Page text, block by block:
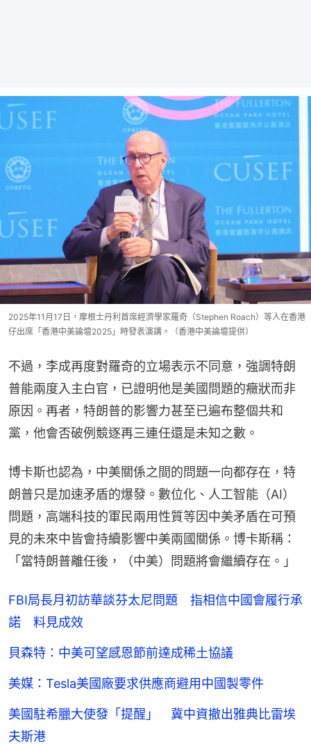
2025年11月17日，摩根士丹利首席經濟學家羅奇（Stephen Roach）等人在香港
仔出席「香港中美論壇2025」時發表演講。（香港中美論壇提供）
不過，李成再度對羅奇的立場表示不同意，強調特朗
普能兩度入主白官，已證明他是美國問題的癥狀而非
原因。再者，特朗普的影響力甚至已遍布整個共和
黨，他會否破例競逐再三連任還是未知之數。
博卡斯也認為，中美關係之間的問題一向都存在，特
朗普只是加速矛盾的爆發。數位化、人工智能（AI）
問題，高端科技的軍民兩用性質等因中美矛盾在可預
見的未來中皆會持續影響中美兩國關係。博卡斯稱：
「當特朗普離任後，（中美）問題將會繼續存在。」
FBI局長月初訪華談芬太尼問題 指相信中國會履行承
諾 料見成效
貝森特：中美可望感恩節前達成稀土協議
美媒：Tesla美國廠要求供應商避用中國製零件
美國駐希臘大使發「提醒」 冀中資撤出雅典比雷埃
夫斯港